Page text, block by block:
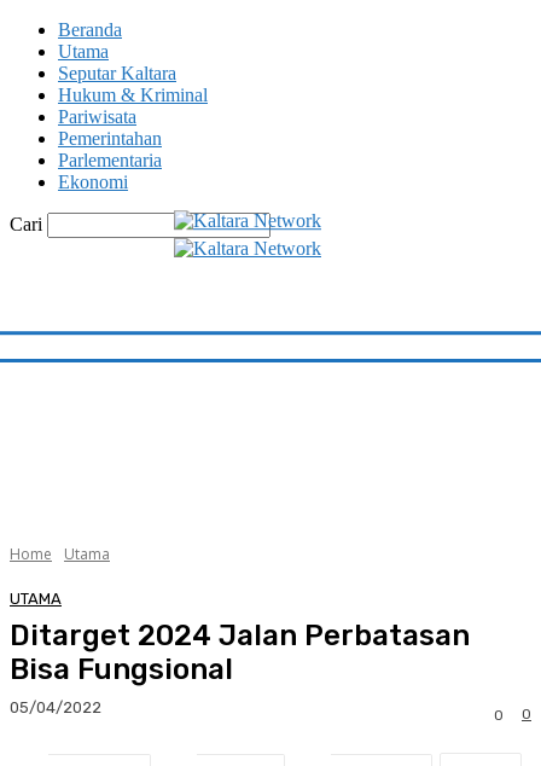
Beranda
Utama
Seputar Kaltara
Hukum & Kriminal
Pariwisata
Pemerintahan
Parlementaria
Ekonomi
Cari
Home Utama
UTAMA
Ditarget 2024 Jalan Perbatasan
Bisa Fungsional
05/04/2022 0
0